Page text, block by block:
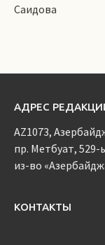
Саидова
АДРЕС
AZ1073,
пр. Метбуат, 529-
из-во
КОНТАКТЫ